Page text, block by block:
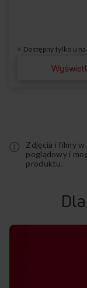
Dostępny tylko u
Zdjęcia i filmy
poglądowy i
produktu.
Dla